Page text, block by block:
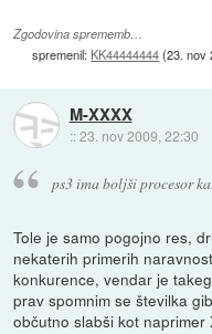
Zgodovina sprememb…
spremenil: KK44444444(23. nov
M-XXXX
::23. nov 2009, 22:30
ps3 ima boljši procesor
Tole je samo pogojno res,
nekaterih primerih
konkurence, vendar je
prav spomnim se številka
občutno slabši kot naprimer